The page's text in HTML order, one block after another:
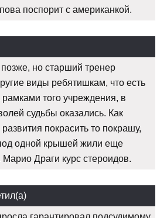
поспорит с американкой.
но старший тренер
виды ребятишкам, что есть
рамками того учреждения, в
судьбы оказались. Как
покрасить то покрашу,
одной крышей жили еще
Драги курс стероидов.